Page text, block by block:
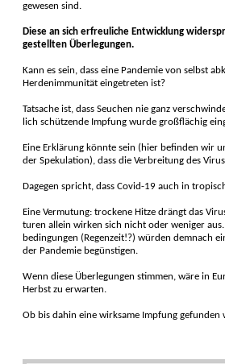
ge­wesen sind.
Diese an sich er­freu­liche Ent­wicklung
gestell­ten Über­legungen.
Kann es sein, dass eine Pandemie von selbst
Herdenimmunität eingetreten ist?
Tatsache ist, dass Seuchen nie ganz
lich schützende Imp­fung wurde groß­flächig
Eine Erklärung könnte sein (hier befin­den wir
der Spe­kulation), dass die Ver­breitung des
Dagegen spricht, dass Covid-19 auch in
Eine Vermu­tung: trockene Hitze drängt das
turen allein wirken sich nicht oder weniger
bedingungen (Regen­zeit!?) würden demnach
der Pan­demie be­güns­tigen.
Wenn diese Über­legungen stimmen, wäre in
Herbst zu erwarten.
Ob bis dahin eine wirk­same Imp­fung ge­funden